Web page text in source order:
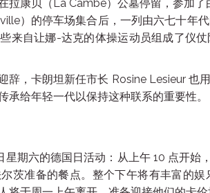
拉康贝（La Cambe）公墓停留，参加
）的停车场集合后，一列由六七十年
来自让娜-达克的体操运动员组成了仪
辞，卡朗坦新任市长 Rosine Lesieur 也
承给年轻一代以保持这种联系的重要性。
星期六的德国日活动：从上午 10 点开
茨准备的餐点。整个下午将有丰富的